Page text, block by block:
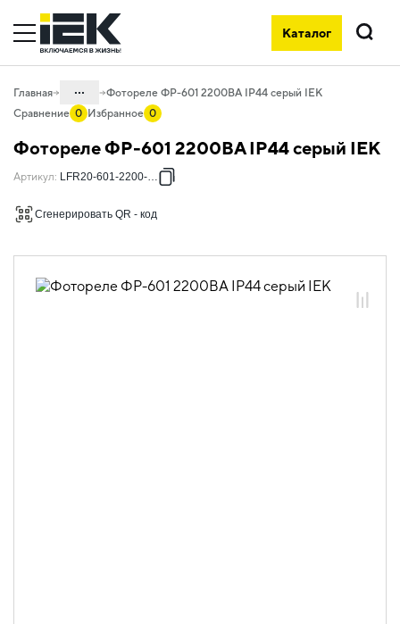
Каталог
Поиск
Главная ...
комплектующие
Фотореле ФР-601 2200ВА IP44 серый IEK
Сравнение 0 Избранное 0
Фотореле ФР-601 2200ВА IP44 серый IEK
Артикул: LFR20-601-2200-003
Сгенерировать QR - код